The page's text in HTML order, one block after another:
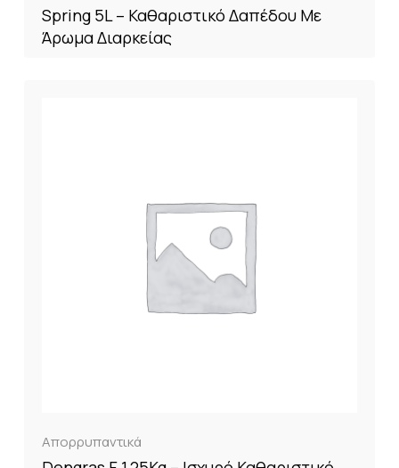
Spring 5L – Καθαριστικό Δαπέδου Με
Άρωμα Διαρκείας
Απορρυπαντικά